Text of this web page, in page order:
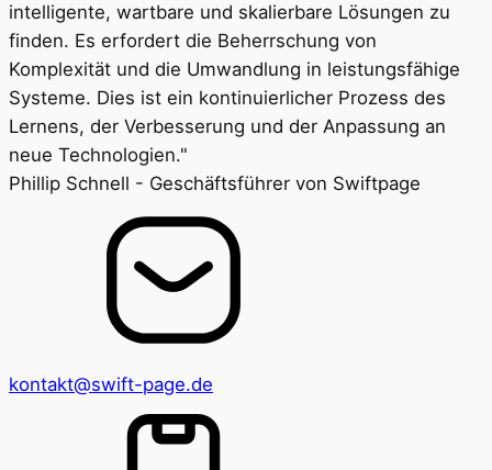
intelligente, wartbare und skalierbare Lösungen zu
finden. Es erfordert die Beherrschung von
Komplexität und die Umwandlung in leistungsfähige
Systeme. Dies ist ein kontinuierlicher Prozess des
Lernens, der Verbesserung und der Anpassung an
neue Technologien."
Phillip Schnell - Geschäftsführer von Swiftpage
kontakt@swift-page.de